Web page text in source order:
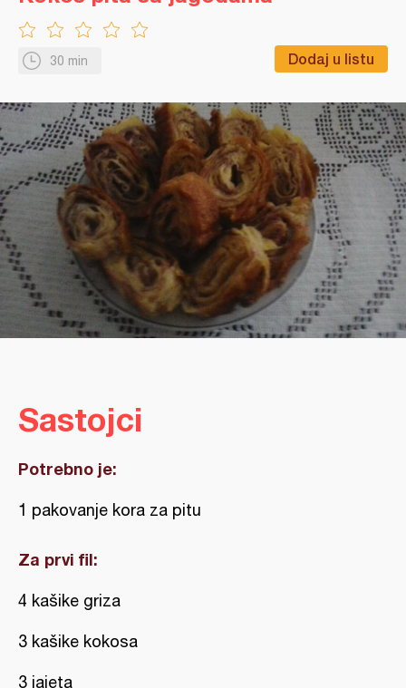
30 min Dodaj u listu
Sastojci
Potrebno je:
1 pakovanje kora za pitu
Za prvi fil:
4 kašike griza
3 kašike kokosa
3 jajeta